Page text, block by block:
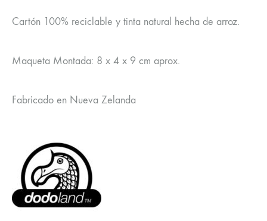
Cartón 100% reciclable y tinta natural hecha de arroz.
Maqueta Montada: 8 x 4 x 9 cm aprox.
Fabricado en Nueva Zelanda